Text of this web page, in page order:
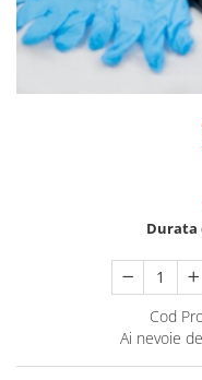
Vase de expansiune
Detectoare si
Producere apa calda
Instant apa calda pe gaz
Panouri solare si
Panouri solare cu
Panouri solare plane
Pachete complete
Echipamente pentru
Durata
Cod
Ai nevoie